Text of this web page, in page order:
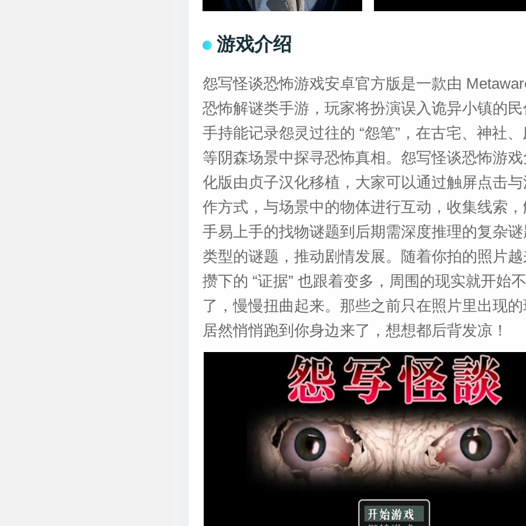
游戏介绍
怨写怪谈恐怖游戏安卓官方版是一款由
恐怖解谜类手游，玩家将扮演误入诡异小镇的
手持能记录怨灵过往的 “怨笔”，在古宅、神社
等阴森场景中探寻恐怖真相。怨写怪谈恐怖游
化版由贞子汉化移植，大家可以通过触屏点击
作方式，与场景中的物体进行互动，收集线索
手易上手的找物谜题到后期需深度推理的复杂
类型的谜题，推动剧情发展。随着你拍的照片
攒下的 “证据” 也跟着变多，周围的现实就开始
了，慢慢扭曲起来。那些之前只在照片里出现
居然悄悄跑到你身边来了，想想都后背发凉！